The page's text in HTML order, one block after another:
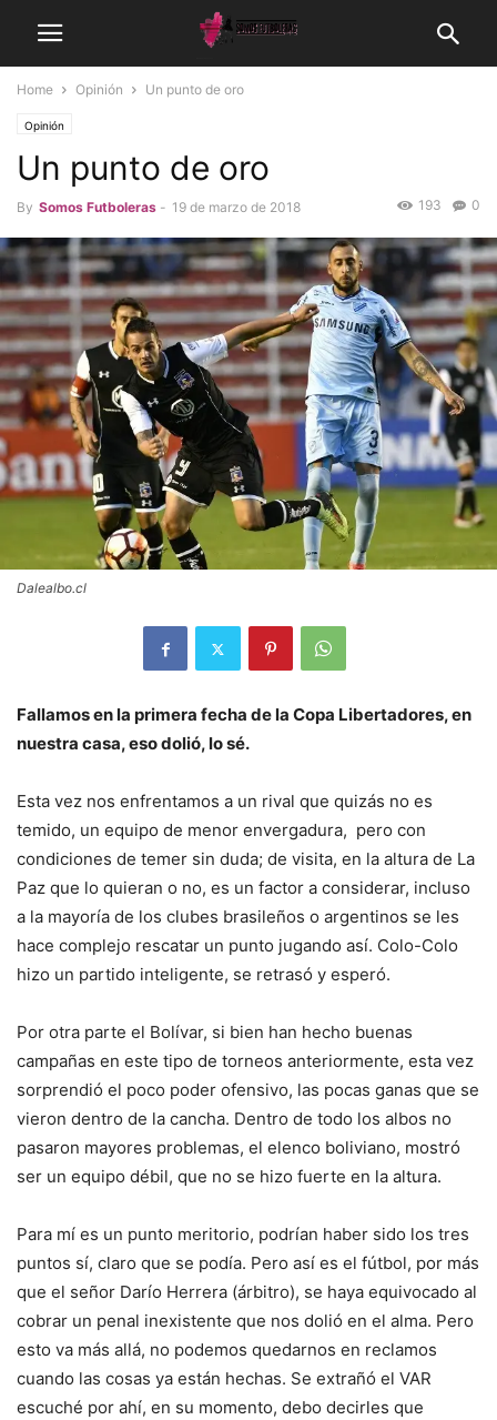
Home Opinión Un punto de oro
Opinión
Un punto de oro
By Somos Futboleras - 19 de marzo de 2018 0
193
Dalealbo.cl
Fallamos en la primera fecha de la Copa Libertadores, en
nuestra casa, eso dolió, lo sé.
Esta vez nos enfrentamos a un rival que quizás no es
temido, un equipo de menor envergadura, pero con
condiciones de temer sin duda; de visita, en la altura de La
Paz que lo quieran o no, es un factor a considerar, incluso
a la mayoría de los clubes brasileños o argentinos se les
hace complejo rescatar un punto jugando así. Colo-Colo
hizo un partido inteligente, se retrasó y esperó.
Por otra parte el Bolívar, si bien han hecho buenas
campañas en este tipo de torneos anteriormente, esta vez
sorprendió el poco poder ofensivo, las pocas ganas que se
vieron dentro de la cancha. Dentro de todo los albos no
pasaron mayores problemas, el elenco boliviano, mostró
ser un equipo débil, que no se hizo fuerte en la altura.
Para mí es un punto meritorio, podrían haber sido los tres
puntos sí, claro que se podía. Pero así es el fútbol, por más
que el señor Darío Herrera (árbitro), se haya equivocado al
cobrar un penal inexistente que nos dolió en el alma. Pero
esto va más allá, no podemos quedarnos en reclamos
cuando las cosas ya están hechas. Se extrañó el VAR
escuché por ahí, en su momento, debo decirles que